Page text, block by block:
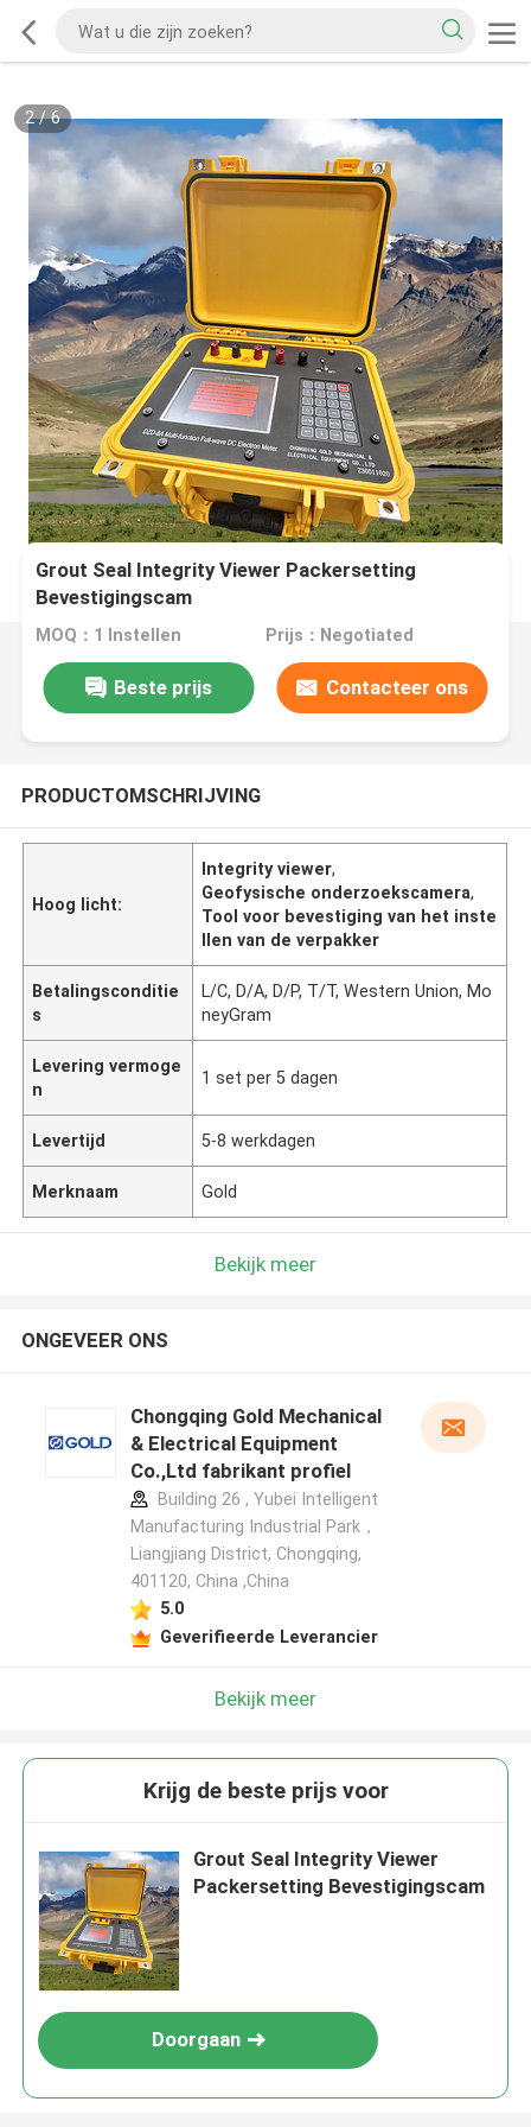
2/6
Grout Seal Integrity Viewer Packersetting
Bevestigingscam
MOQ：1 Instellen Prijs：Negotiated
Beste prijs Contacteer ons
PRODUCTOMSCHRIJVING
Hoog licht:
Integrity viewer,
Geofysische onderzoekscamera,
Tool voor bevestiging van het inste
llen van de verpakker
Betalingsconditie
s
L/C, D/A, D/P, T/T, Western Union, Mo
neyGram
Levering vermoge
n
1 set per 5 dagen
Levertijd 5-8 werkdagen
Merknaam Gold
Bekijk meer
ONGEVEER ONS
Chongqing Gold Mechanical
& Electrical Equipment
Co.,Ltd fabrikant profiel
Building 26 , Yubei Intelligent
Manufacturing Industrial Park，
Liangjiang District, Chongqing,
401120, China ,China
5.0
Geverifieerde Leverancier
Bekijk meer
Krijg de beste prijs voor
Grout Seal Integrity Viewer
Packersetting Bevestigingscam
Doorgaan